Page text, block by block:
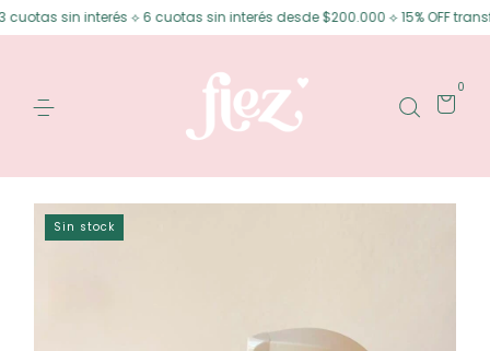
sin interés ⟡ 6 cuotas sin interés desde $200.000 ⟡ 15% OFF
0
Sin stock